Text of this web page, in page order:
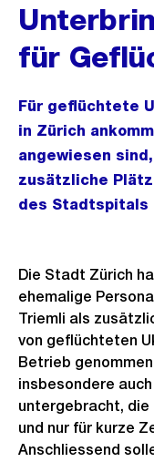
für
Für geflüchtete
in Zürich
angewiesen
zusätzliche
des Stadtspitals
Die Stadt Zürich
ehemalige
Triemli als
von geflüchteten
Betrieb
insbesondere
untergebracht, die
und nur für kurze
Anschliessend